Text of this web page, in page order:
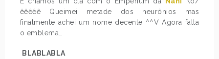
êêêêê Queimei metade dos neurônios mas
finalmente achei um nome decente ^^V Agora falta
o emblema…
BLABLABLA